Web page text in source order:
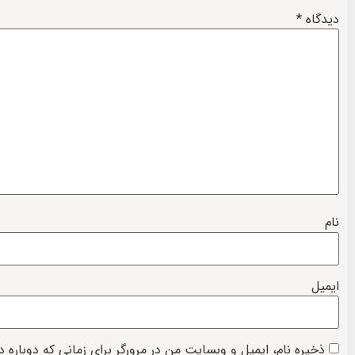
دیدگاه *
نام
ایمیل
ذخیره نام، ایمیل و وبسایت من در مرورگر برای زمانی که